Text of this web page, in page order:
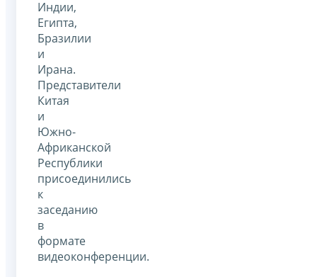
Индии,
Египта,
Бразилии
и
Ирана.
Представители
Китая
и
Южно-
Африканской
Республики
присоединились
к
заседанию
в
формате
видеоконференции.